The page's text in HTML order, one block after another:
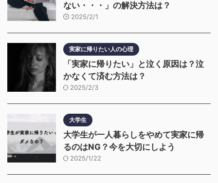
ない・・・」の解決方法は？
2025/2/1
実家に帰りたい人の心理
「実家に帰りたい」と泣く原因は？泣
かなくて済む方法は？
2025/2/3
大学生
大学生が一人暮らしをやめて実家に帰
るのはNG？今を大切にしよう
2025/1/22